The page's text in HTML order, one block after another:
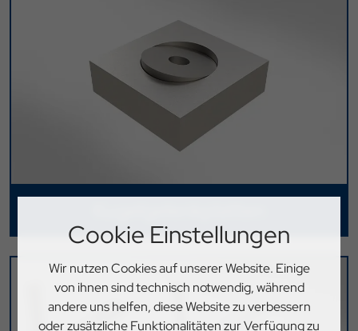
Cookie Einstellungen
Wir nutzen Cookies auf unserer Website. Einige
von ihnen sind technisch notwendig, während
andere uns helfen, diese Website zu verbessern
oder zusätzliche Funktionalitäten zur Verfügung zu